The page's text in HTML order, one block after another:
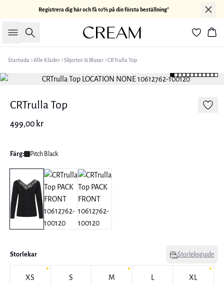
Registrera dig här och få 10% på din första beställning*
Sök
Startsida Alle Kläder Skjortor & Blusar CRTrulla Top
CRTrulla Top
499,00 kr
Färg: Pitch Black
Storlekar Storleksguide
XS S M XL